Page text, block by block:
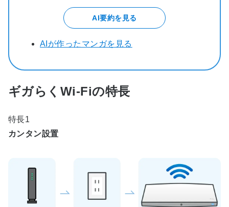
接続で即利用可能
Wi‑Fiも安全
年中無休の電話サポートでトラブル時も迅速対
かつ安定した通信を利用可能(ハイエンド7プラ
初期費用不要（工事が必要な場合は別途）
ハイエンド7プランの場合：月額4,950円～／
AI要約を見る
AIが作ったマンガを見る
ギガらくWi-Fiの特長
特長1
カンタン設置